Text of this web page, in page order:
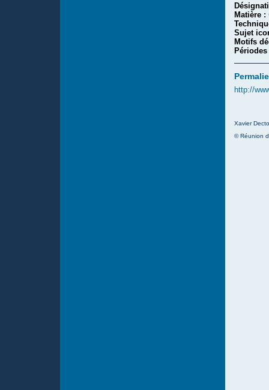
Matière :
Sujet
Motifs
http://
Xavier
© Réunion